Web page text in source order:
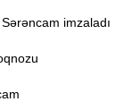
imzaladı